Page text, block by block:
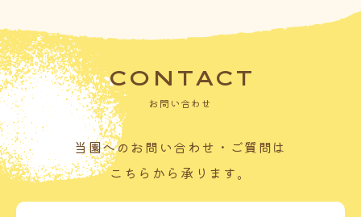
CONTACT
お問い合わせ
当園へのお問い合わせ・ご質問は
こちらから承ります。